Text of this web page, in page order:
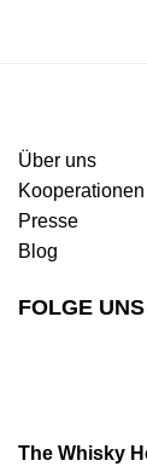
Über uns
Kooperationen
Presse
Blog
FOLGE UNS
The Whisky